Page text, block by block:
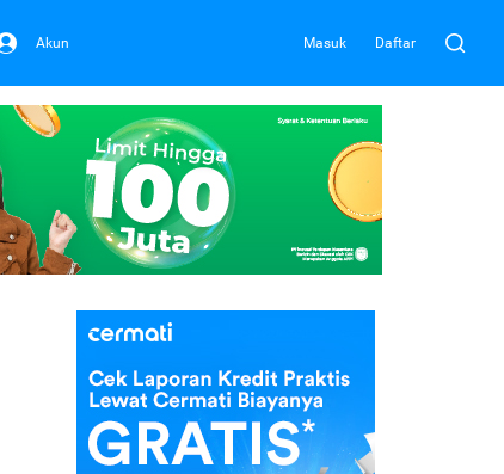
Akun Masuk Daftar